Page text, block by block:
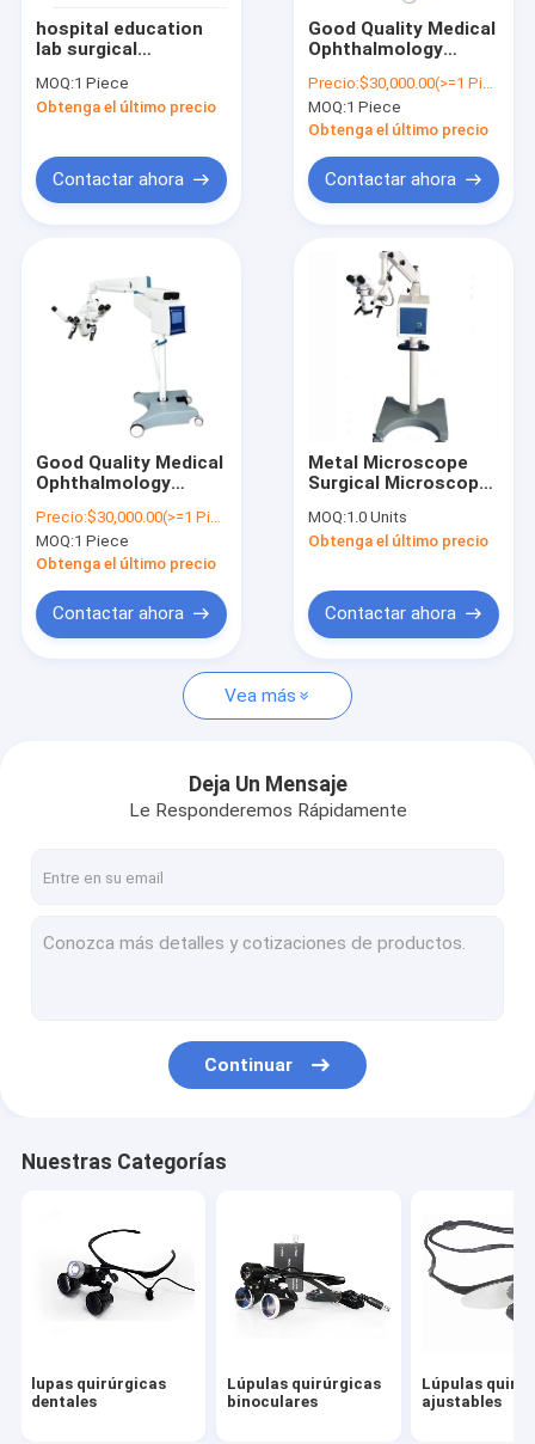
Productos
Sobre nosotros
Contacto
Lúpulas quirúrgicas binoculares
Lúpulas quirúrgicas ajustables
Lupas de aumento quirúrgicas
Lúpulas de agudeza quirúrgica
Microscopio dental portátil
Microscopio quirúrgico ENT
hospital education
lab surgical
microscope ear/ear
nose surgical price
MOQ:1 Piece
Obtenga el último precio
Contactar ahora
Good Quality Medical
Ophthalmology
Operating
Microscope ZK-OM-
SJ-21
Precio:$30,000.00(>=1 Pieces)
MOQ:1 Piece
Obtenga el último precio
Contactar ahora
Good Quality Medical
Ophthalmology
Operating
Microscope ZK-OM-
SJ-21
Precio:$30,000.00(>=1 Pieces)
MOQ:1 Piece
Obtenga el último precio
Contactar ahora
Metal Microscope
Surgical Microscope
Microscope Ear Nose
Dental Operation
MOQ:1.0 Units
Obtenga el último precio
Contactar ahora
Vea más
Deja Un Mensaje
Le Responderemos Rápidamente
Continuar
Nuestras Categorías
lupas quirúrgicas
dentales
Lúpulas quirúrgicas
binoculares
Lúpulas
ajustables